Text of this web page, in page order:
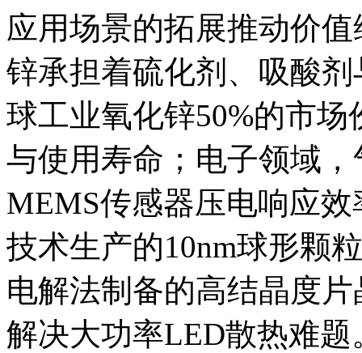
应用场景的拓展推动价
锌承担着硫化剂、吸酸
球工业氧化锌50%的市
与使用寿命；电子领域
MEMS传感器压电响应
技术生产的10nm球形颗
电解法制备的高结晶度
解决大功率LED散热难